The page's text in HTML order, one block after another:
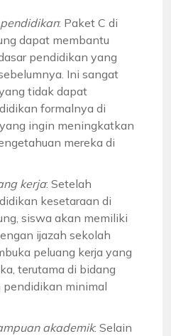
: Paket C di
dapat membantu
pendidikan yang
Ini sangat
tidak dapat
formalnya di
ingin meningkatkan
mereka di
kerja: Setelah
kesetaraan di
siswa akan memiliki
ijazah sekolah
peluang kerja yang
terutama di bidang
minimal
akademik: Selain